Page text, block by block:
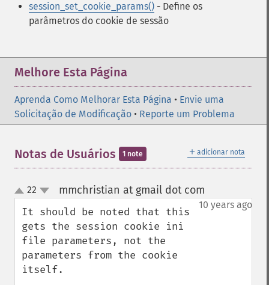
session_set_cookie_params() - Define os
parâmetros do cookie de sessão
Melhore Esta Página
Aprenda Como Melhorar Esta Página • Envie uma
Solicitação de Modificação • Reporte um Problema
＋ adicionar nota
Notas de Usuários 1 note
up
down
22 mmchristian at gmail dot com
10 years ago
It should be noted that this
gets the session cookie ini
file parameters, not the
parameters from the cookie
itself.